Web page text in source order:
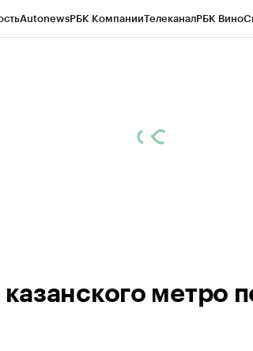
AutonewsРБК КомпанииТелеканалРБК Вино
метро